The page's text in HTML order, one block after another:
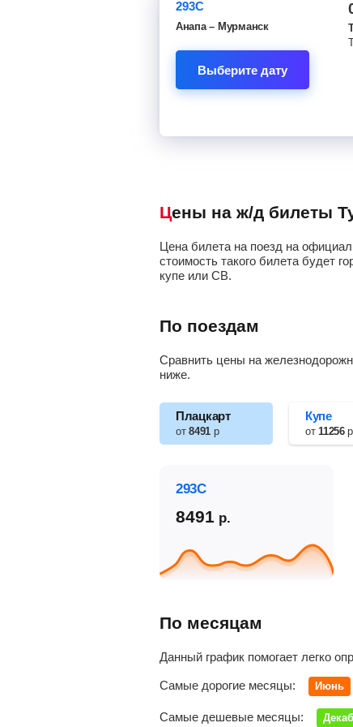
293С
Анапа – Мурманск
Выберите дату
Цены на ж/д билеты
Цена билета на поезд на
стоимость такого билета будет
купе или СВ.
По поездам
Сравнить цены на
ниже.
Плацкарт
от8491р
Купе
от11256р
293С
8491 р.
По месяцам
Данный график помогает легко
Самые дорогие месяцы: Июнь
Самые дешевые месяцы: